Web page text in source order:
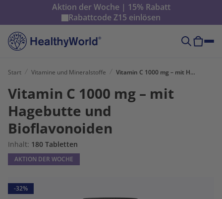
Aktion der Woche | 15% Rabatt
RabattcodeZ15 einlösen
Start Vitamine und Mineralstoffe Vitamin C 1000 mg – mit Hagebutte und Bioflavonoiden
Vitamin C 1000 mg – mit
Hagebutte und
Bioflavonoiden
Inhalt: 180 Tabletten
AKTION DER WOCHE
-32%